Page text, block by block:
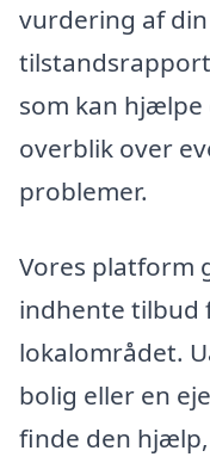
vurdering af
som kan
overblik over
problemer.
Vores platform
indhente tilbud
lokalområdet.
bolig eller en
finde den